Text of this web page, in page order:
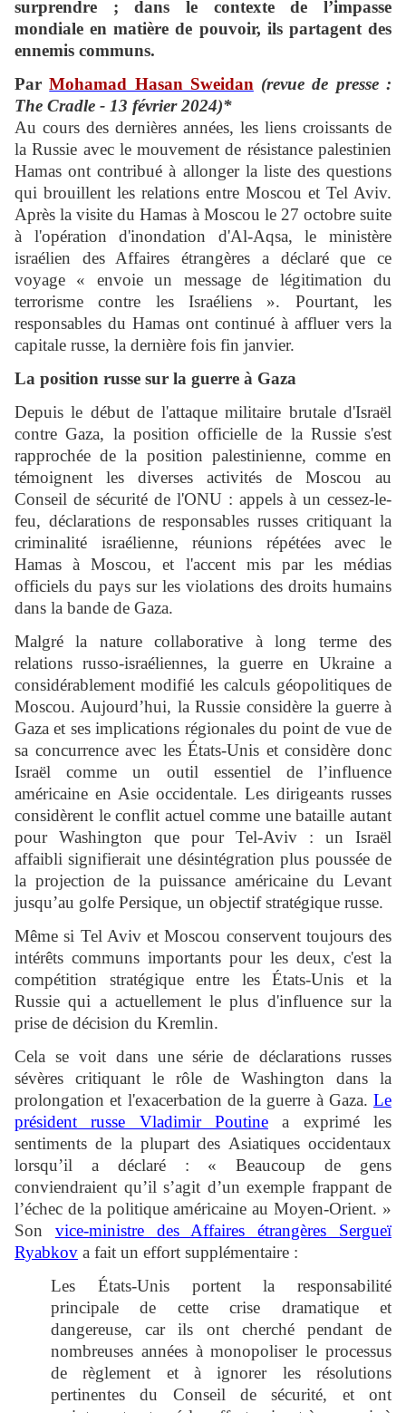
surprendre ; dans le contexte de l’impasse
mondiale en matière de pouvoir, ils partagent des
ennemis communs.
ParMohamad Hasan Sweidan (revue de presse :
The Cradle - 13 février 2024)*
Au cours des dernières années, les liens croissants de
la Russie avec le mouvement de résistance palestinien
Hamas ont contribué à allonger la liste des questions
qui brouillent les relations entre Moscou et Tel Aviv.
Après la visite du Hamas à Moscou le 27 octobre suite
à l'opération d'inondation d'Al-Aqsa, le ministère
israélien des Affaires étrangères a déclaré que ce
voyage « envoie un message de légitimation du
terrorisme contre les Israéliens ». Pourtant, les
responsables du Hamas ont continué à affluer vers la
capitale russe, la dernière fois fin janvier.
La position russe sur la guerre à Gaza
Depuis le début de l'attaque militaire brutale d'Israël
contre Gaza, la position officielle de la Russie s'est
rapprochée de la position palestinienne, comme en
témoignent les diverses activités de Moscou au
Conseil de sécurité de l'ONU : appels à un cessez-le-
feu, déclarations de responsables russes critiquant la
criminalité israélienne, réunions répétées avec le
Hamas à Moscou, et l'accent mis par les médias
officiels du pays sur les violations des droits humains
dans la bande de Gaza.
Malgré la nature collaborative à long terme des
relations russo-israéliennes, la guerre en Ukraine a
considérablement modifié les calculs géopolitiques de
Moscou. Aujourd’hui, la Russie considère la guerre à
Gaza et ses implications régionales du point de vue de
sa concurrence avec les États-Unis et considère donc
Israël comme un outil essentiel de l’influence
américaine en Asie occidentale. Les dirigeants russes
considèrent le conflit actuel comme une bataille autant
pour Washington que pour Tel-Aviv : un Israël
affaibli signifierait une désintégration plus poussée de
la projection de la puissance américaine du Levant
jusqu’au golfe Persique, un objectif stratégique russe.
Même si Tel Aviv et Moscou conservent toujours des
intérêts communs importants pour les deux, c'est la
compétition stratégique entre les États-Unis et la
Russie qui a actuellement le plus d'influence sur la
prise de décision du Kremlin.
Cela se voit dans une série de déclarations russes
sévères critiquant le rôle de Washington dans la
prolongation et l'exacerbation de la guerre à Gaza. Le
président russe Vladimir Poutine a exprimé les
sentiments de la plupart des Asiatiques occidentaux
lorsqu’il a déclaré : « Beaucoup de gens
conviendraient qu’il s’agit d’un exemple frappant de
l’échec de la politique américaine au Moyen-Orient. »
Son vice-ministre des Affaires étrangères Sergueï
Ryabkov a fait un effort supplémentaire :
Les États-Unis portent la responsabilité
principale de cette crise dramatique et
dangereuse, car ils ont cherché pendant de
nombreuses années à monopoliser le processus
de règlement et à ignorer les résolutions
pertinentes du Conseil de sécurité, et ont